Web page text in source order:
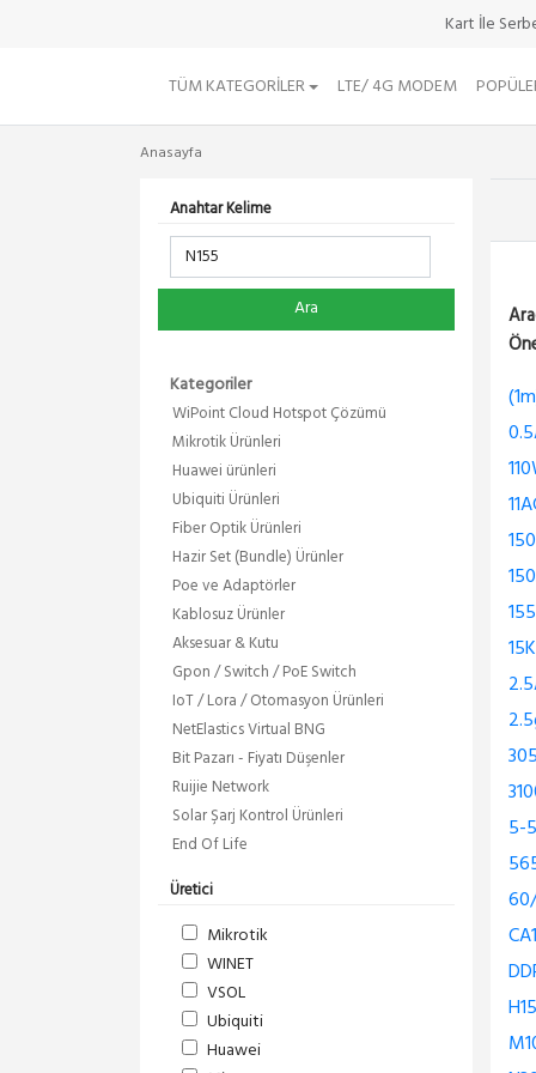
Kart İle
TÜM KATEGORILER LTE/ 4G MODEM
Anasayfa
Anahtar Kelime
Ara
Kategoriler
WiPoint Cloud Hotspot Çözümü
Mikrotik Ürünleri
Huawei ürünleri
Ubiquiti Ürünleri
Fiber Optik Ürünleri
Hazir Set (Bundle) Ürünler
Poe ve Adaptörler
Kablosuz Ürünler
Aksesuar & Kutu
Gpon / Switch / PoE Switch
IoT / Lora / Otomasyon Ürünleri
NetElastics Virtual BNG
Bit Pazarı - Fiyatı Düşenler
Ruijie Network
Solar Şarj Kontrol Ürünleri
End Of Life
Üretici
Mikrotik
WINET
VSOL
Ubiquiti
Huawei
5-